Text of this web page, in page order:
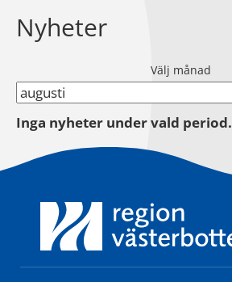
Nyheter
Välj månad
Inga nyheter under vald period.